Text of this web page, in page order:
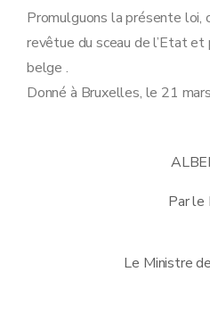
Promulguons la présente loi,
revêtue du sceau de l’Etat
belge .
Donné à Bruxelles, le 21
Par le
Le Ministre